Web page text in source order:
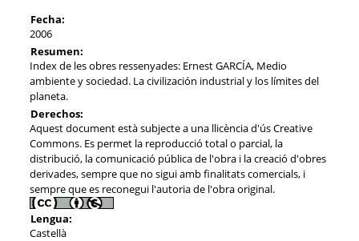
Fecha:
2006
Resumen:
Index de les obres ressenyades: Ernest GARCÍA, Medio
ambiente y sociedad. La civilización industrial y los límites del
planeta.
Derechos:
Aquest document està subjecte a una llicència d'ús Creative
Commons. Es permet la reproducció total o parcial, la
distribució, la comunicació pública de l'obra i la creació d'obres
derivades, sempre que no sigui amb finalitats comercials, i
sempre que es reconegui l'autoria de l'obra original.
Lengua:
Castellà